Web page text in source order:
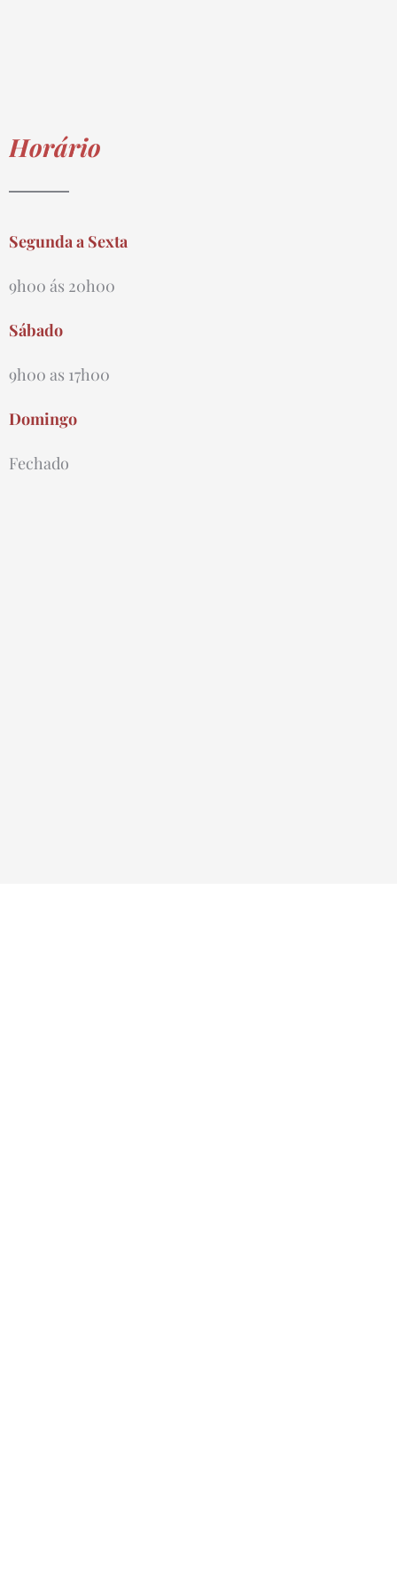
Horário
Segunda a Sexta
9h00 ás 20h00
Sábado
9h00 as 17h00
Domingo
Fechado